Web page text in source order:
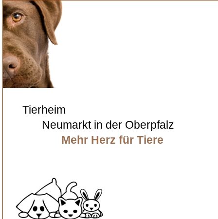
Tierheim
Neumarkt in der Oberpfalz
Mehr Herz für Tiere